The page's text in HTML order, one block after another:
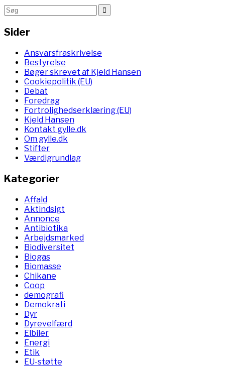
Sider
Ansvarsfraskrivelse
Bestyrelse
Bøger skrevet af Kjeld Hansen
Cookiepolitik (EU)
Debat
Foredrag
Fortrolighedserklæring (EU)
Kjeld Hansen
Kontakt gylle.dk
Om gylle.dk
Stifter
Værdigrundlag
Kategorier
Affald
Aktindsigt
Annonce
Antibiotika
Arbejdsmarked
Biodiversitet
Biogas
Biomasse
Chikane
Coop
demografi
Demokrati
Dyr
Dyrevelfærd
Elbiler
Energi
Etik
EU-støtte